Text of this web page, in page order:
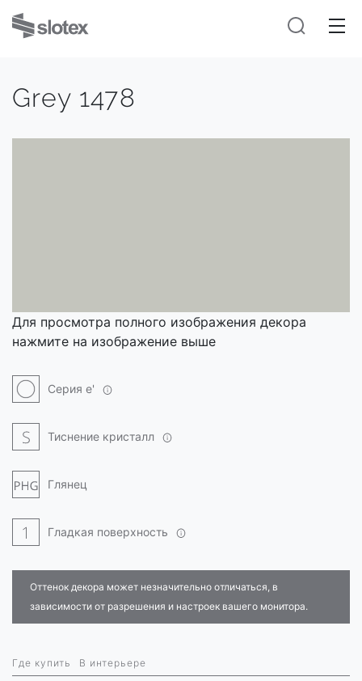
Grey 1478
Для просмотра полного изображения декора
нажмите на изображение выше
Серия e'
Тиснение кристалл
Глянец
Гладкая поверхность
Оттенок декора может незначительно отличаться, в
зависимости от разрешения и настроек вашего монитора.
Где купить В интерьере